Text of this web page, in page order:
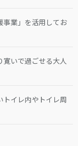
事業」を活用してお
寛いで過ごせる大人
トイレ内やトイレ周